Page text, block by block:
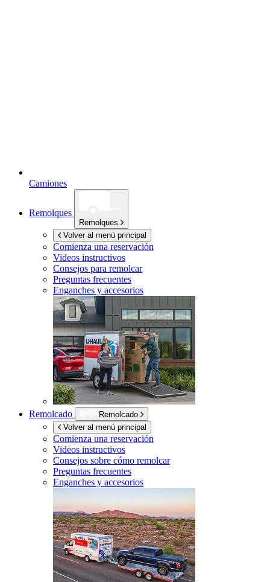
Camiones
Remolques
Remolques
Volver al menú principal
Comienza una reservación
Videos instructivos
Consejos para remolcar
Preguntas frecuentes
Enganches y accesorios
Remolcado
Remolcado
Volver al menú principal
Comienza una reservación
Videos instructivos
Consejos sobre cómo remolcar
Preguntas frecuentes
Enganches y accesorios